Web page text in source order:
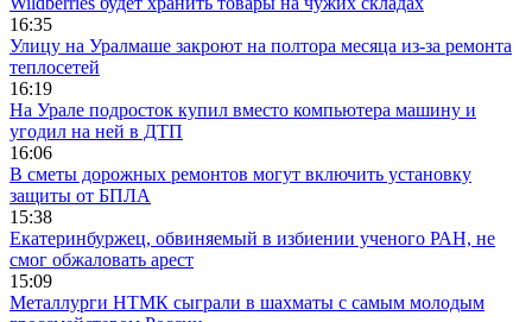
16:35
Улицу на Уралмаше закроют на полтора месяца из-за ремонта
теплосетей
16:19
На Урале подросток купил вместо компьютера машину и
угодил на ней в ДТП
16:06
В сметы дорожных ремонтов могут включить установку
защиты от БПЛА
15:38
Екатеринбуржец, обвиняемый в избиении ученого РАН, не
смог обжаловать арест
15:09
Металлурги НТМК сыграли в шахматы с самым молодым